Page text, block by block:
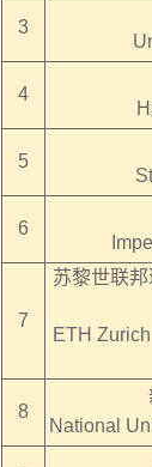
3
4
5
6
7
苏黎世联
ETH
8
National